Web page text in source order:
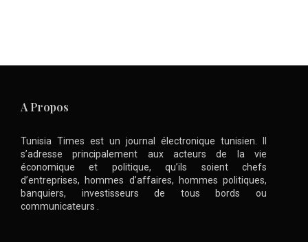
A Propos
Tunisia Times est un journal électronique tunisien. Il
s’adresse principalement aux acteurs de la vie
économique et politique, qu’ils soient chefs
d’entreprises, hommes d’affaires, hommes politiques,
banquiers, investisseurs de tous bords ou
communicateurs .